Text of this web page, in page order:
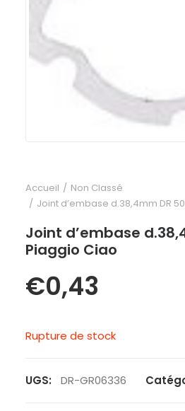
Accueil
Non Classé
Joint d’embase d.38,4mm DR
Joint d’embase
Piaggio Ciao
€0,43
Rupture de stock
UGS: DR-GR06336